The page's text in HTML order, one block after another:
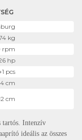
kg
rpm
hp
pcs
cm
cm
tartós. Intenzív
ideális az összes